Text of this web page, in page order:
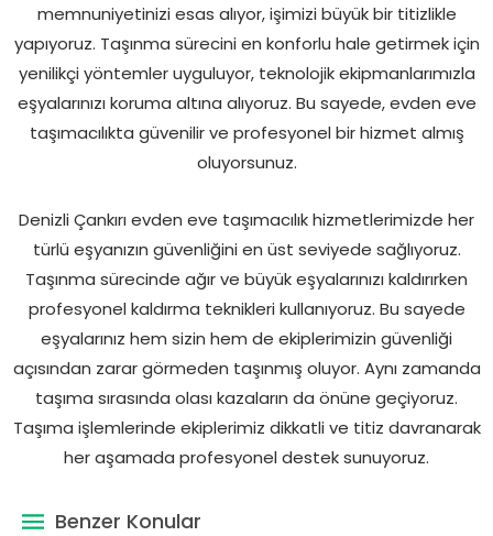
memnuniyetinizi esas alıyor, işimizi büyük bir titizlikle
yapıyoruz. Taşınma sürecini en konforlu hale getirmek için
yenilikçi yöntemler uyguluyor, teknolojik ekipmanlarımızla
eşyalarınızı koruma altına alıyoruz. Bu sayede, evden eve
taşımacılıkta güvenilir ve profesyonel bir hizmet almış
oluyorsunuz.
Denizli Çankırı evden eve taşımacılık hizmetlerimizde her
türlü eşyanızın güvenliğini en üst seviyede sağlıyoruz.
Taşınma sürecinde ağır ve büyük eşyalarınızı kaldırırken
profesyonel kaldırma teknikleri kullanıyoruz. Bu sayede
eşyalarınız hem sizin hem de ekiplerimizin güvenliği
açısından zarar görmeden taşınmış oluyor. Aynı zamanda
taşıma sırasında olası kazaların da önüne geçiyoruz.
Taşıma işlemlerinde ekiplerimiz dikkatli ve titiz davranarak
her aşamada profesyonel destek sunuyoruz.
Benzer Konular